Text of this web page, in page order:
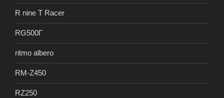
R nine T Racer
RG500Γ
ritmo albero
RM-Z450
RZ250